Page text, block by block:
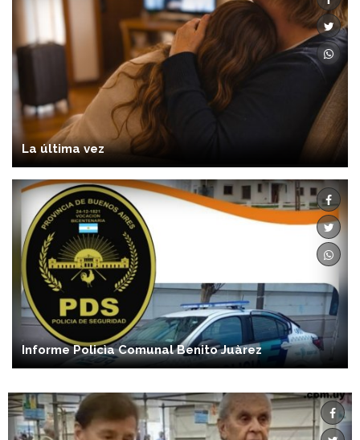
La última vez
Informe Policìa Comunal Benito Juàrez